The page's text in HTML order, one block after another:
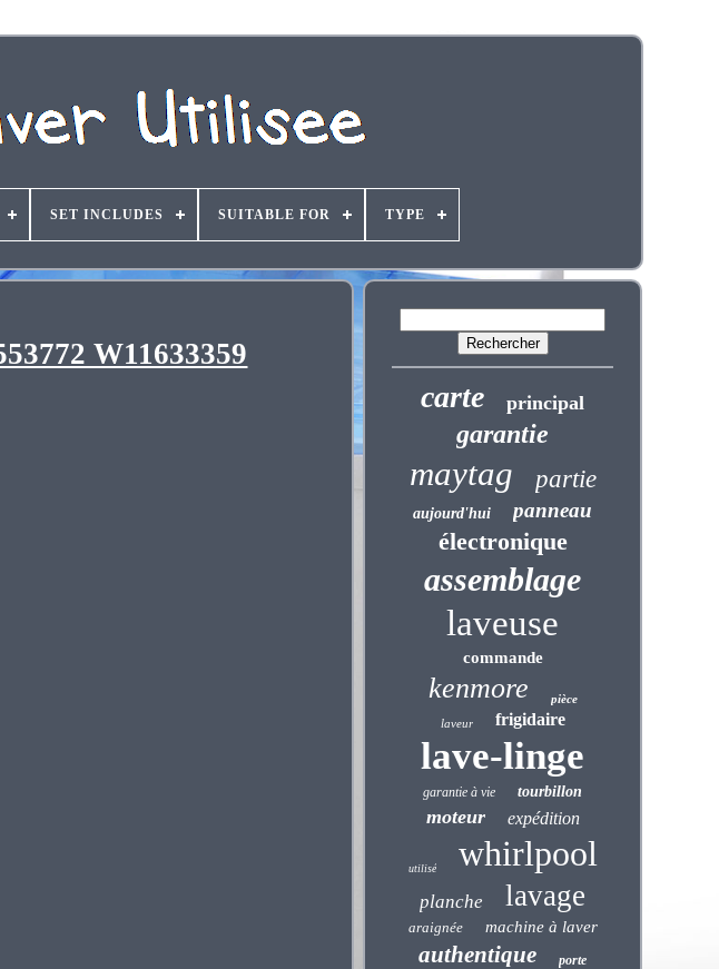
SET INCLUDES SUITABLE FOR TYPE
W11633359
carte principal
garantie
maytag partie
aujourd'hui panneau
électronique
assemblage
laveuse
commande
kenmore
pièce
laveur
frigidaire
lave-linge
garantie à vie tourbillon
moteur expédition
utilisé whirlpool
planche lavage
araignée machine à laver
authentique porte